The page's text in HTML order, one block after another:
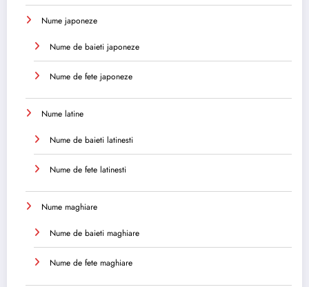
Nume japoneze
Nume de baieti japoneze
Nume de fete japoneze
Nume latine
Nume de baieti latinesti
Nume de fete latinesti
Nume maghiare
Nume de baieti maghiare
Nume de fete maghiare